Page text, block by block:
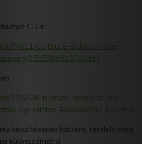
CD-n:
74611-cd-bruce-dickinson-the-
4050538951370.html
125708-lp-bruce-dickinson-the-
2lp-edition-4050538951332.html
készítésének háttere, rendeld meg
különszámát a